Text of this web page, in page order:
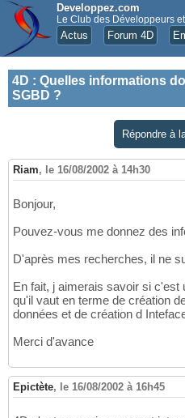
Developpez.com
Le Club des Développeurs
Actus Forum 4D
4D : Quelles informations
SGBD ?
Répondre à
Riam, le 16/08/2002 à 14h30
Bonjour,
Pouvez-vous me donnez des
D'après mes recherches, il ne
En fait, j aimerais savoir si c'est
qu'il vaut en terme de création
données et de création d
Merci d'avance
Epictète, le 16/08/2002 à 16h45